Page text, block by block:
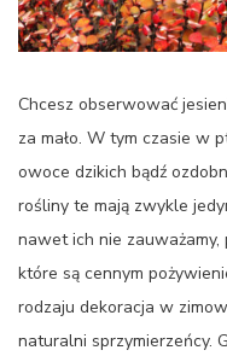
Chcesz obserwować
za mało. W tym czasie w
owoce dzikich bądź
rośliny te mają zwykle
nawet ich nie
które są cennym
rodzaju dekoracja w
naturalni sprzymierzeńcy.